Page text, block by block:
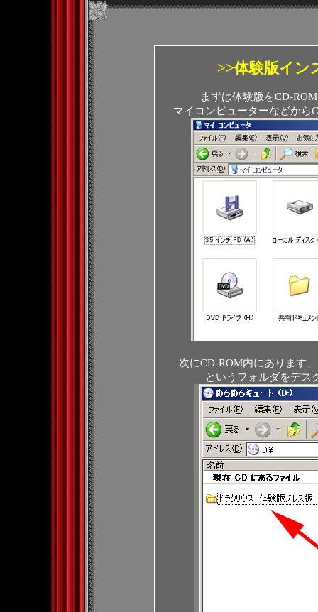
>>体験版イン
まずは体験版をCD-
マイコンピューターなどから
次にCD-ROM内にあります
というフォルダをデス